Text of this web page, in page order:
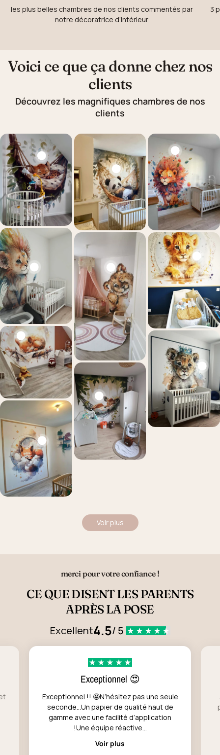
les plus belles chambres de nos clients commentés par
notre décoratrice d’intérieur
3
Voici ce que ça donne chez nos
clients
Découvrez les magnifiques chambres de nos
clients
Voir plus
merci pour votre confiance !
CE QUE DISENT LES PARENTS
APRÈS LA POSE
Excellent4.5/ 5
Exceptionnel 😍
Exceptionnel !! 🤩N’hésitez pas une seule
seconde…Un papier de qualité haut de
gamme avec une facilité d’application
!Une équipe réactive...
Voir plus